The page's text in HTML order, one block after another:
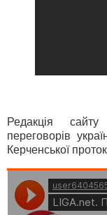
Редакція
переговорів
Керченської